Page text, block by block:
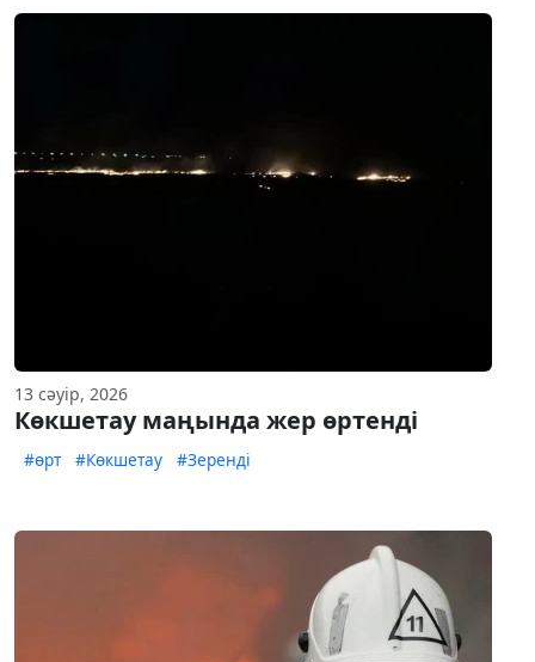
13 сәуір, 2026
Көкшетау маңында жер өртенді
#өрт #Көкшетау #Зеренді